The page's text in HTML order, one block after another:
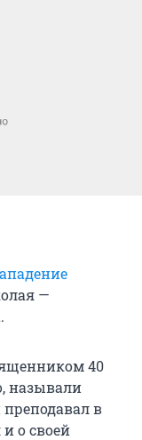
—
40
называли
в
о своей